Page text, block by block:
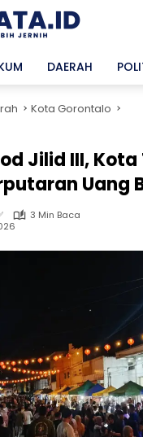
DAERAH
Kota Gorontalo
Jilid III,
Uang
3 Min Baca